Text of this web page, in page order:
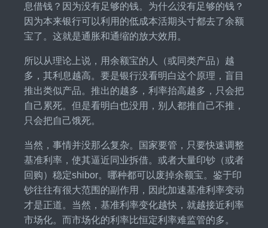
息借钱？因为没有足够的钱。为什么没有足够的钱？
因为本来银行可以利用的低成本活期头寸都去了余额
宝了。这就是通胀和通缩的放大效用。
所以从理论上说，用余额宝的人（或同类产品）越
多，其利息越高。要是银行没看明白这个原理，盲目
推出类似产品。推出的越多，利率抬高越多，只会把
自己累死。但是看明白也没用，别人都推自己不推，
只会把自己饿死。
当然，事情并没那么复杂。国家要管，只要快速调整
基准利率，使其逼近同业拆借。或者大量印钞（或者
回购）稳定shibor。哪种都可以废掉余额宝。鉴于印
钞往往有很大范围的副作用，因此加速基准利率变动
才是正道。当然，基准利率变化越快，就越接近利率
市场化。而市场化的利率比恒定利率难监管的多。